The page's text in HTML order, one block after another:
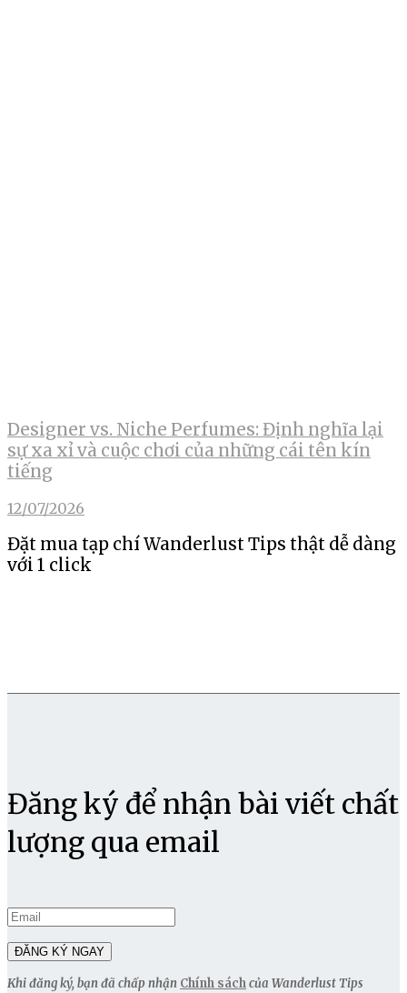
Designer vs. Niche Perfumes: Định nghĩa lại
sự xa xỉ và cuộc chơi của những cái tên kín
tiếng
12/07/2026
Đặt mua tạp chí Wanderlust Tips thật dễ dàng
với 1 click
Đăng ký để nhận bài viết chất
lượng qua email
Khi đăng ký, bạn đã chấp nhận Chính sáchcủa Wanderlust Tips